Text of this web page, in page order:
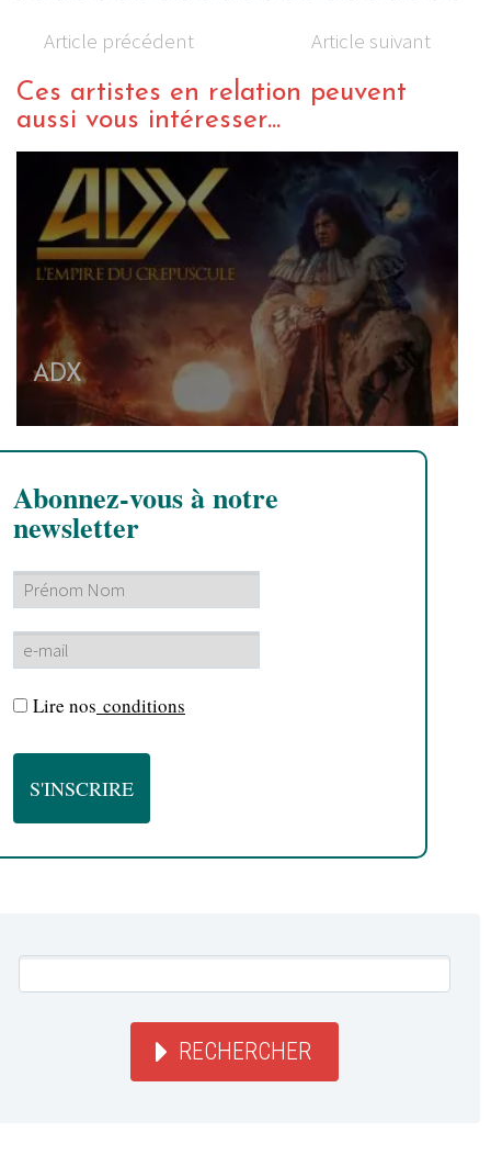
Article précédent Article suivant
Ces artistes en relation peuvent
aussi vous intéresser...
ADX
Abonnez-vous à notre
newsletter
Lire nos conditions
RECHERCHER